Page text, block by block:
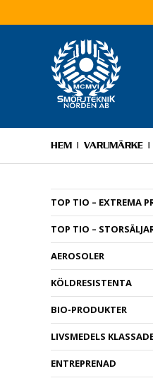
HEM | VARUMÄRKE |
TOP TIO – EXTREMA
TOP TIO –
AEROSOLER
KÖLDRESISTENTA
BIO-PRODUKTER
LIVSMEDELS
ENTREPRENAD